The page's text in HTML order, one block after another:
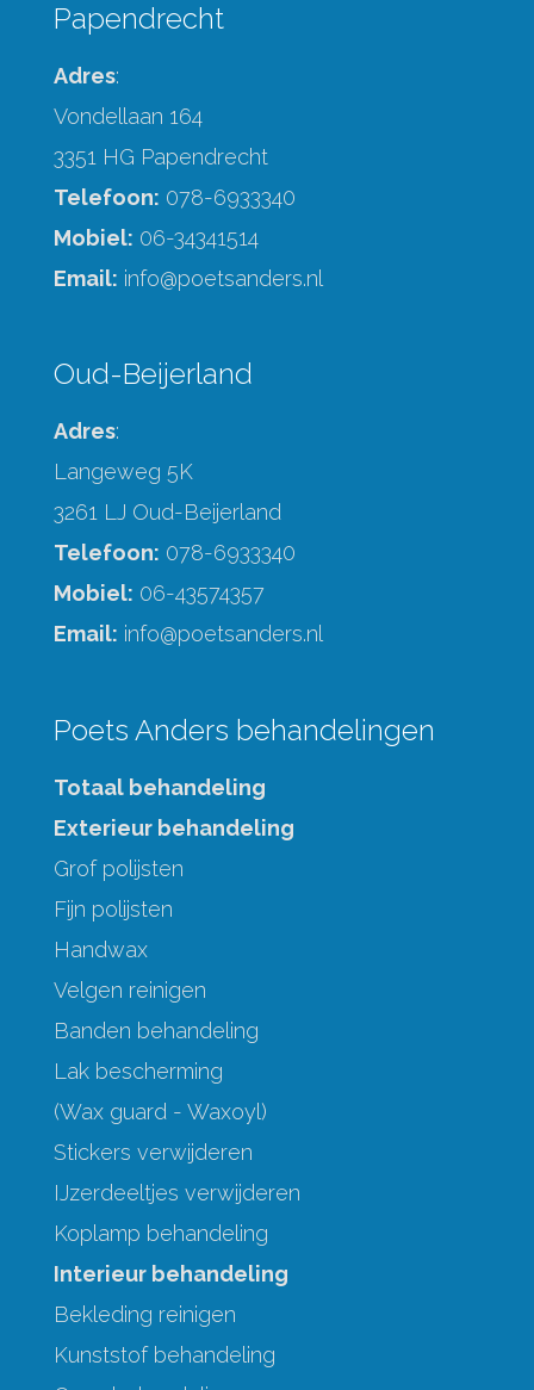
Papendrecht
Adres:
Vondellaan 164
3351 HG Papendrecht
Telefoon: 078-6933340
Mobiel: 06-34341514
Email: info@poetsanders.nl
Oud-Beijerland
Adres:
Langeweg 5K
3261 LJ Oud-Beijerland
Telefoon: 078-6933340
Mobiel: 06-43574357
Email: info@poetsanders.nl
Poets Anders behandelingen
Totaal behandeling
Exterieur behandeling
Grof polijsten
Fijn polijsten
Handwax
Velgen reinigen
Banden behandeling
Lak bescherming
(Wax guard - Waxoyl)
Stickers verwijderen
IJzerdeeltjes verwijderen
Koplamp behandeling
Interieur behandeling
Bekleding reinigen
Kunststof behandeling